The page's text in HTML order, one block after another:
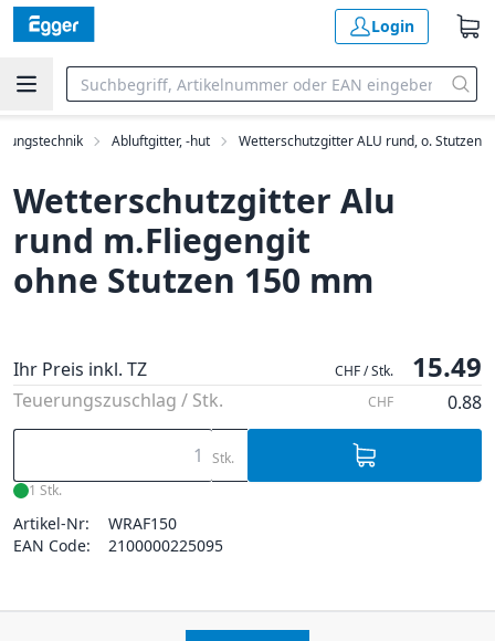
Login
Abluftgitter, -hut Wetterschutzgitter ALU rund, o. Stutzen
Wetterschutzgitter Alu
rund m.Fliegengit
ohne Stutzen 150 mm
Ihr Preis inkl. TZ CHF / Stk. 15.49
Teuerungszuschlag / Stk. CHF 0.88
Stk.
1 Stk.
Artikel-Nr:
WRAF150
EAN Code:
2100000225095